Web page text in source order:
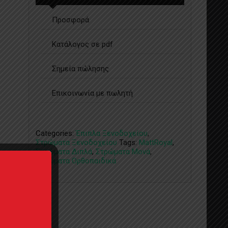
Προσφορά
Κατάλογος σε pdf
Σημεία πώλησης
Επικοινωνία με πωλητή
Categories:Έπιπλα Ξενοδοχείου,
Στρώματα Ξενοδοχείου Tags: MattRoyal,
Στρώματα Διπλά, Στρώματα Μονά,
Στρώματα Ορθοπαιδικά